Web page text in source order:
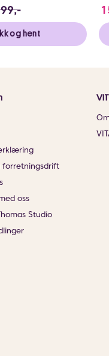
i stedet for 199
og hent
oss
Studio